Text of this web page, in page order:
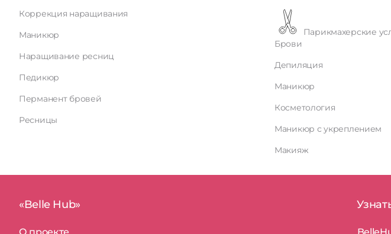
Коррекция наращивания
Маникюр
Наращивание ресниц
Педикюр
Перманент бровей
Ресницы
Парикмахерские
Брови
Депиляция
Маникюр
Косметология
Маникюр с укреплением
Макияж
«Belle Hub»